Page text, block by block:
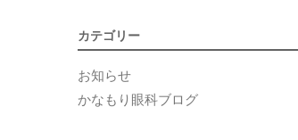
カテゴリー
お知らせ
かなもり眼科ブログ